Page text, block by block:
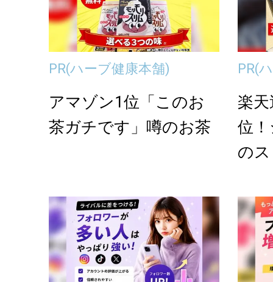
PR(ハーブ健康本舗)
アマゾン1位「このお
茶ガチです」噂のお茶
PR(
楽
位
の